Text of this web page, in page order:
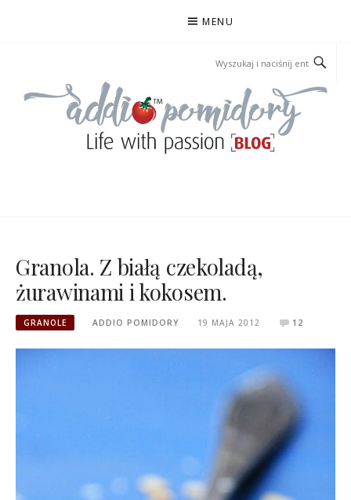
MENU
Granola. Z białą czekoladą,
żurawinami i kokosem.
GRANOLE ADDIO POMIDORY 19 MAJA 2012 12